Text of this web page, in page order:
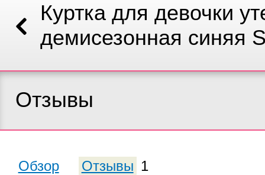
Куртка для девочки
демисезонная синяя
Отзывы
Обзор Отзывы 1